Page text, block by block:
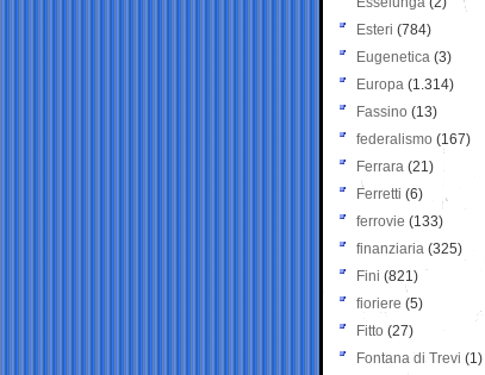
Esteri (784)
Eugenetica (3)
Europa (1.314)
Fassino (13)
federalismo (167)
Ferrara (21)
Ferretti (6)
ferrovie (133)
finanziaria (325)
Fini (821)
fioriere (5)
Fitto (27)
Fontana di Trevi (1)